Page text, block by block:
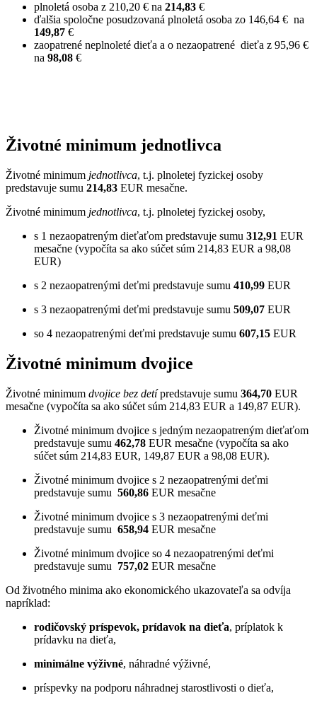
plnoletá osoba z 210,20 € na 214,83 €
ďalšia spoločne posudzovaná plnoletá osoba zo 146,64 € na
149,87 €
zaopatrené neplnoleté dieťa a o nezaopatrené dieťa z 95,96 €
na 98,08 €
Životné minimum jednotlivca
Životné minimum jednotlivca, t.j. plnoletej fyzickej osoby
predstavuje sumu 214,83 EUR mesačne.
Životné minimum jednotlivca, t.j. plnoletej fyzickej osoby,
s 1 nezaopatreným dieťaťom predstavuje sumu 312,91 EUR
mesačne (vypočíta sa ako súčet súm 214,83 EUR a 98,08
EUR)
s 2 nezaopatrenými deťmi predstavuje sumu 410,99 EUR
s 3 nezaopatrenými deťmi predstavuje sumu 509,07 EUR
so 4 nezaopatrenými deťmi predstavuje sumu 607,15 EUR
Životné minimum dvojice
Životné minimum dvojice bez detípredstavuje sumu 364,70 EUR
mesačne (vypočíta sa ako súčet súm 214,83 EUR a 149,87 EUR).
Životné minimum dvojice s jedným nezaopatreným dieťaťom
predstavuje sumu 462,78 EUR mesačne (vypočíta sa ako
súčet súm 214,83 EUR, 149,87 EUR a 98,08 EUR).
Životné minimum dvojice s 2 nezaopatrenými deťmi
predstavuje sumu 560,86 EUR mesačne
Životné minimum dvojice s 3 nezaopatrenými deťmi
predstavuje sumu 658,94 EUR mesačne
Životné minimum dvojice so 4 nezaopatrenými deťmi
predstavuje sumu 757,02 EUR mesačne
Od životného minima ako ekonomického ukazovateľa sa odvíja
napríklad:
rodičovský príspevok, prídavok na dieťa, príplatok k
prídavku na dieťa,
minimálne výživné, náhradné výživné,
príspevky na podporu náhradnej starostlivosti o dieťa,